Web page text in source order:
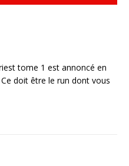
tome 1 est annoncé en
doit être le run dont vous